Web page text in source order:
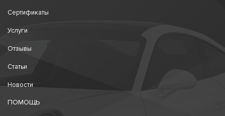
Сертификаты
Услуги
Отзывы
Статьи
Новости
ПОМОЩЬ